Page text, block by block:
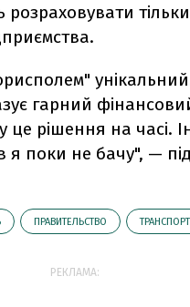
тільки
гарний
це рішення на часі.
я поки не бачу", —
ПРАВИТЕЛЬСТВО ТРАНСПОРТ
РЕКЛАМА: